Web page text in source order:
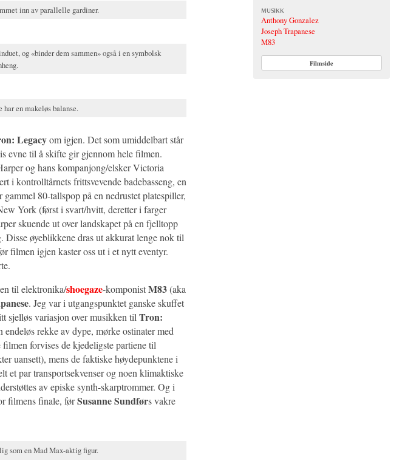
inn av parallelle gardiner.
og «binder dem sammen» også i en symbolsk
en makeløs balanse.
Legacyom igjen. Det som umiddelbart står
evne til å skifte gir gjennom hele filmen.
og hans kompanjong/elsker Victoria
i kontrolltårnets frittsvevende badebasseng, en
80-tallspop på en nedrustet platespiller,
York (først i svart/hvitt, deretter i farger
skuende ut over landskapet på en fjelltopp
Disse øyeblikkene dras ut akkurat lenge nok til
filmen igjen kaster oss ut i et nytt eventyr.
til elektronika/shoegaze-komponistM83(aka
. Jeg var i utgangspunktet ganske skuffet
sjelløs variasjon over musikken tilTron:
endeløs rekke av dype, mørke ostinater med
forvises de kjedeligste partiene til
uansett), mens de faktiske høydepunktene i
et par transportsekvenser og noen klimaktiske
av episke synth-skarptrommer. Og i
filmens finale, førSusanne Sundførs vakre
som en Mad Max-aktig figur.
MUSIKK
Anthony Gonzalez
Joseph Trapanese
M83
Filmside